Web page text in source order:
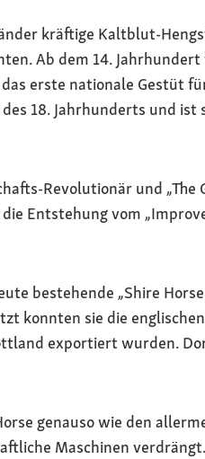
kräftige Kaltblut-
Ab dem 14.
erste nationale Gestüt
18. Jahrhunderts und
Revolutionär und
Entstehung vom
bestehende „Shire
konnten sie die
exportiert wurden.
genauso wie den
Maschinen